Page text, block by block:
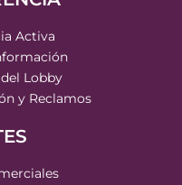
Activa
Lobby
y Reclamos